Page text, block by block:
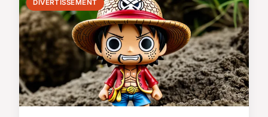
DIVERTISSEMENT